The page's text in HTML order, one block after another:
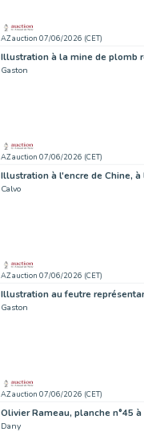
AZ auction 07/06/2026 (CET)
Gaston
AZ auction 07/06/2026 (CET)
Illustration à l'encre de Chine,
Calvo
AZ auction 07/06/2026 (CET)
Gaston
AZ auction 07/06/2026 (CET)
Dany